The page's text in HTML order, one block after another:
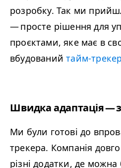
розробку. Так ми
— просте рішення для
проєктами, яке має в
вбудованийтайм-трекер
Швидка адаптація —
Ми були готові до
трекера. Компанія
різні додатки, де